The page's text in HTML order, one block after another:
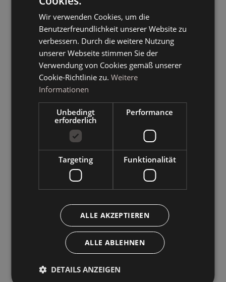
Wir verwenden Cookies, um die
Benutzerfreundlichkeit unserer Website zu
verbessern. Durch die weitere Nutzung
unserer Webseite stimmen Sie der
Verwendung von Cookies gemäß unserer
Cookie-Richtlinie zu. Weitere
Informationen
Unbedingt
erforderlich
Performance
Targeting Funktionalität
ALLE AKZEPTIEREN
ALLE ABLEHNEN
DETAILS ANZEIGEN